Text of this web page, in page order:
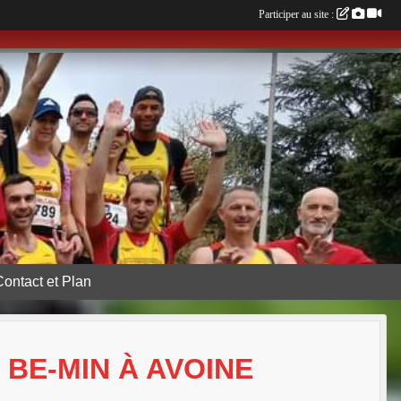
et Plan
MIN À AVOINE
Participer au site :